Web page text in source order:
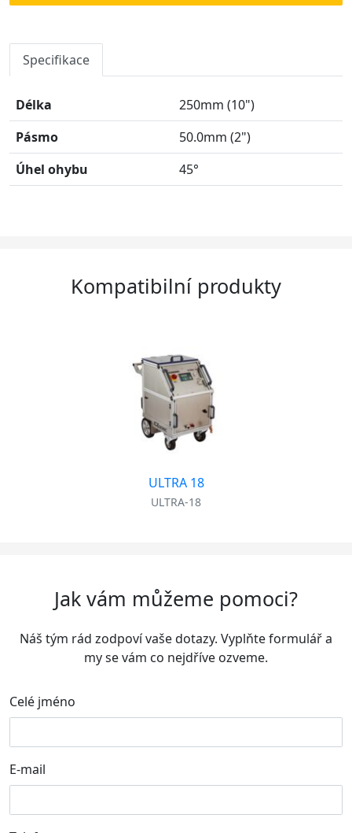
Specifikace
Délka
250mm (10")
Pásmo
50.0mm (2")
Úhel ohybu
45°
Kompatibilní produkty
ULTRA 18
ULTRA-18
Jak vám můžeme pomoci?
Náš tým rád zodpoví vaše dotazy. Vyplňte formulář a
my se vám co nejdříve ozveme.
Celé jméno
E-mail